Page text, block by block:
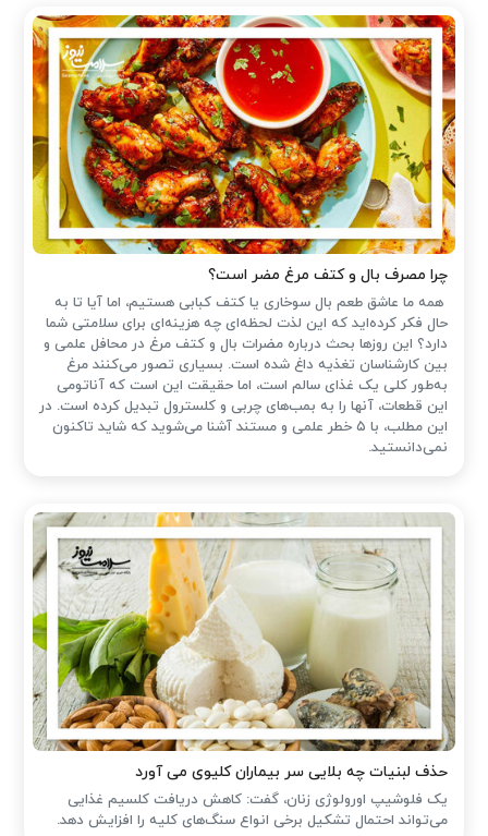
چرا مصرف بال و کتف مرغ مضر است؟
همه ما عاشق طعم بال سوخاری یا کتف کبابی هستیم، اما آیا تا به
حال فکر کرده‌اید که این لذت لحظه‌ای چه هزینه‌ای برای سلامتی شما
دارد؟ این روزها بحث درباره مضرات بال و کتف مرغ در محافل علمی و
بین کارشناسان تغذیه داغ شده است. بسیاری تصور می‌کنند مرغ
به‌طور کلی یک غذای سالم است، اما حقیقت این است که آناتومی
این قطعات، آنها را به بمب‌های چربی و کلسترول تبدیل کرده است. در
این مطلب، با ۵ خطر علمی و مستند آشنا می‌شوید که شاید تاکنون
نمی‌دانستید.
حذف لبنیات چه بلایی سر بیماران کلیوی می آورد
یک فلوشیپ اورولوژی زنان، گفت: کاهش دریافت کلسیم غذایی
می‌تواند احتمال تشکیل برخی انواع سنگ‌های کلیه را افزایش دهد.